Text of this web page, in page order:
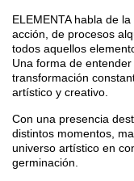
ELEMENTA habla de
acción, de procesos
todos aquellos
Una forma de
transformación
artístico y creativo.
Con una presencia
distintos momentos,
universo artístico en
germinación.